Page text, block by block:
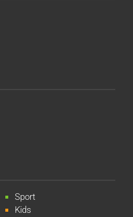
Sport
Kids